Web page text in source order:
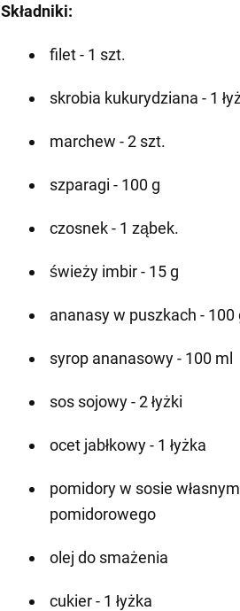
Składniki:
filet - 1 szt.
skrobia kukurydziana - 1
marchew - 2 szt.
szparagi - 100 g
czosnek - 1 ząbek.
świeży imbir - 15 g
ananasy w puszkach - 100
syrop ananasowy - 100 ml
sos sojowy - 2 łyżki
ocet jabłkowy - 1 łyżka
pomidory w sosie
pomidorowego
olej do smażenia
cukier - 1 łyżka